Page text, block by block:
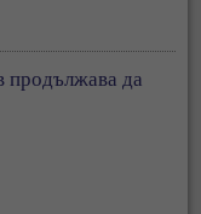
продължава да